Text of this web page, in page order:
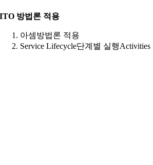
ITO 방법론 적용
아셈방법론 적용
Service Lifecycle단계별 실행Activities